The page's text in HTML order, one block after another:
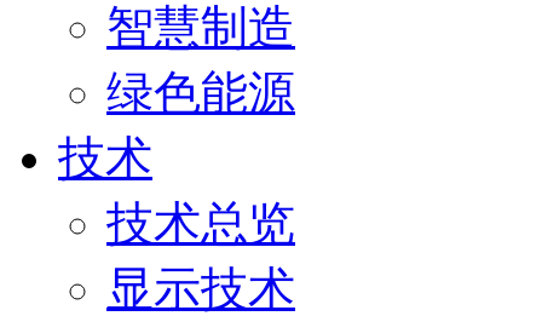
智慧制造
绿色能源
技术
技术总览
显示技术